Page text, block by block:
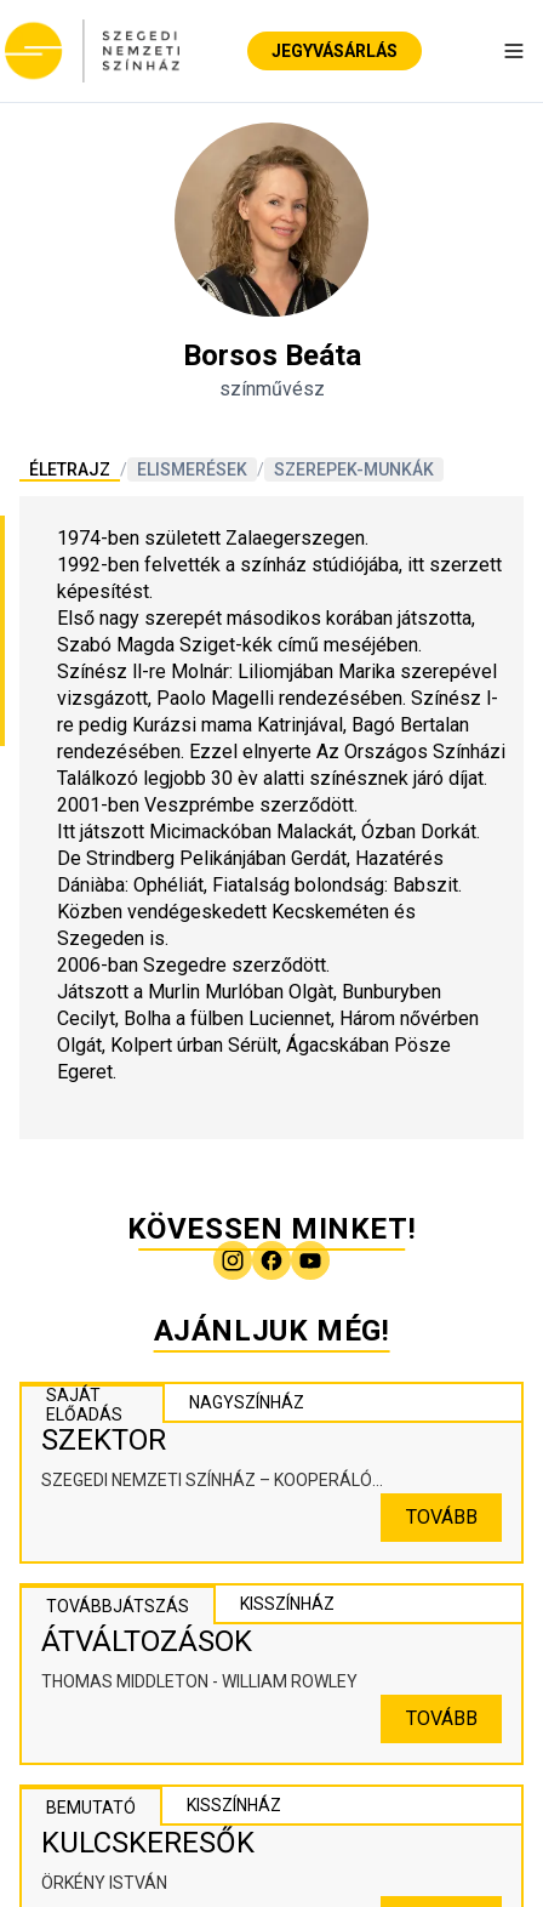
JEGYVÁSÁRLÁS
Borsos Beáta
színművész
ÉLETRAJZ / ELISMERÉSEK / SZEREPEK-MUNKÁK
1974-ben született Zalaegerszegen.
1992-ben felvették a színház stúdiójába, itt szerzett
képesítést.
Első nagy szerepét másodikos korában játszotta,
Szabó Magda Sziget-kék című meséjében.
Színész ll-re Molnár: Liliomjában Marika szerepével
vizsgázott, Paolo Magelli rendezésében. Színész l-
re pedig Kurázsi mama Katrinjával, Bagó Bertalan
rendezésében. Ezzel elnyerte Az Országos Színházi
Találkozó legjobb 30 èv alatti színésznek járó díjat.
2001-ben Veszprémbe szerződött.
Itt játszott Micimackóban Malackát, Ózban Dorkát.
De Strindberg Pelikánjában Gerdát, Hazatérés
Dániàba: Ophéliát, Fiatalság bolondság: Babszit.
Közben vendégeskedett Kecskeméten és
Szegeden is.
2006-ban Szegedre szerződött.
Játszott a Murlin Murlóban Olgàt, Bunburyben
Cecilyt, Bolha a fülben Luciennet, Három nővérben
Olgát, Kolpert úrban Sérült, Ágacskában Pösze
Egeret.
KÖVESSEN MINKET!
AJÁNLJUK MÉG!
SAJÁT
ELŐADÁS
NAGYSZÍNHÁZ
SZEKTOR
SZEGEDI NEMZETI SZÍNHÁZ – KOOPERÁLÓ
TOVÁBB
TOVÁBBJÁTSZÁS KISSZÍNHÁZ
ÁTVÁLTOZÁSOK
THOMAS MIDDLETON - WILLIAM ROWLEY
TOVÁBB
BEMUTATÓ KISSZÍNHÁZ
KULCSKERESŐK
ÖRKÉNY ISTVÁN